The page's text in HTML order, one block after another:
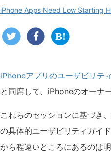
iPhone Apps Need Low Starting
iPhoneアプリのユーザビリティ
と同席して、iPhoneのオーナ
これらのセッションに基づき
の具体的ユーザビリティガイ
から程遠いところにあるのは明